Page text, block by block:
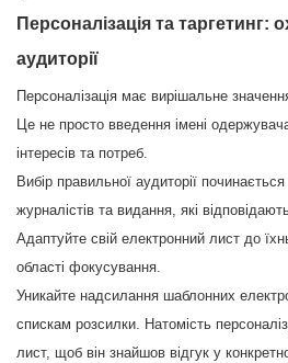
Персоналізація та таргетинг:
аудиторії
Персоналізація має вирішальне
Це не просто введення імені
інтересів та потреб.
Вибір правильної аудиторії
журналістів та видання, які
Адаптуйте свій електронний лист до
області фокусування.
Уникайте надсилання шаблонних
спискам розсилки. Натомість
лист, щоб він знайшов відгук у